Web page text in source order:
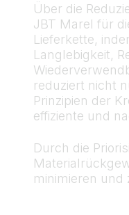
Über die
JBT Marel für
Lieferkette,
Langlebigkeit,
reduziert nicht
Prinzipien der
effiziente und
Durch die
minimieren und